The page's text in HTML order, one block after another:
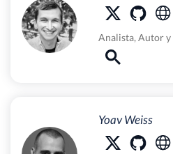
Analista, Autory
Yoav Weiss